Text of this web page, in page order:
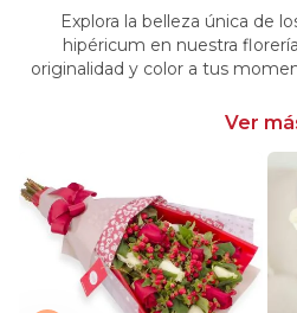
Explora la belleza única de
hipéricum en nuestra
originalidad y color a tus
y dale un toque distintivo y
Ver